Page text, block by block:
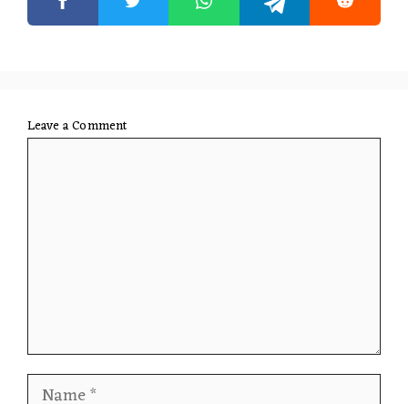
Leave a Comment
Name